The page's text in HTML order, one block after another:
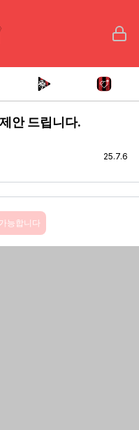
안 드립니다.
25.7.6
능합니다